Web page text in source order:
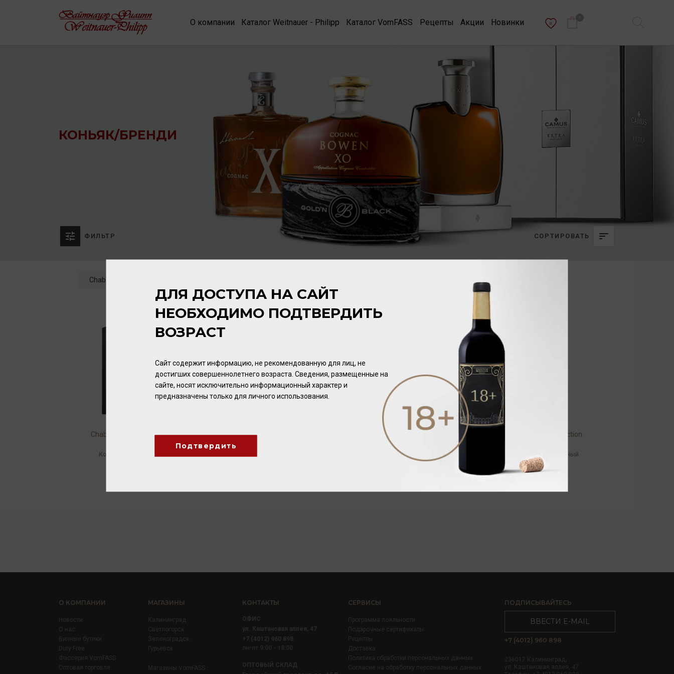
О компании Каталог Weitnauer - Philipp Каталог VomFASS Рецепты Акции Новинки 0
КОНЬЯК/БРЕНДИ
ФИЛЬТР СОРТИРОВАТЬ
Chabasse
Chabasse XO Exception
Коньяк
Chabasse NAPOLEON 40%
Chabasse VSOP 40% 0,7л
/ ординарный
Chabasse VS Selection
ординарный
5 376.00 ₽
О КОМПАНИИ
Новости
О нас
Винные бутики
Duty Free
Фассерия VomFASS
Оптовая торговля
МАГАЗИНЫ
Калининград
Светлогорск
Зеленоградск
Гурьевск
Магазины VomFASS
КОНТАКТЫ
ОФИС
ул. Каштановая аллея, 47
+7 (4012) 960 898
ОПТОВЫЙ СКЛАД
СЕРВИСЫ
Программа лояльности
Подарочные сертификаты
Рецепты
Доставка
Политика обработки персональных данных
Согласие на обработку персональных данных
ПОДПИСЫВАЙТЕСЬ
ВВЕСТИ E-MAIL
+7 (4012) 960 898
236017 Калининград,
ул. Каштановая аллея, 47
ДЛЯ ДОСТУПА НА САЙТ
НЕОБХОДИМО ПОДТВЕРДИТЬ
ВОЗРАСТ
Сайт содержит информацию, не рекомендованную для лиц, не
достигших совершеннолетнего возраста. Сведения, размещенные на
сайте, носят исключительно информационный характер и
предназначены только для личного использования.
Подтвердить